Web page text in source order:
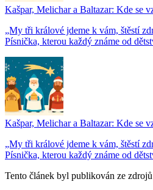
Kašpar, Melichar a Baltazar: Kde se
„My tři králové jdeme k vám, štěstí
Písnička, kterou každý známe od
Kašpar, Melichar a Baltazar: Kde se
„My tři králové jdeme k vám, štěstí
Písnička, kterou každý známe od
Tento článek byl publikován ze zdrojů